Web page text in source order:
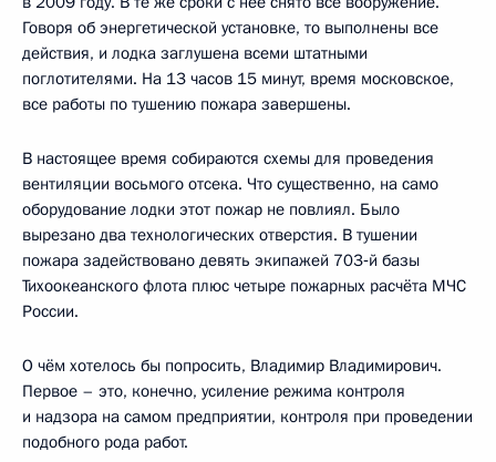
Говоря об энергетической установке, то выполнены все
действия, и лодка заглушена всеми штатными
поглотителями. На 13 часов 15 минут, время московское,
все работы по тушению пожара завершены.
В настоящее время собираются схемы для проведения
вентиляции восьмого отсека. Что существенно, на само
оборудование лодки этот пожар не повлиял. Было
вырезано два технологических отверстия. В тушении
пожара задействовано девять экипажей 703‑й базы
Тихоокеанского флота плюс четыре пожарных расчёта МЧС
России.
О чём хотелось бы попросить, Владимир Владимирович.
Первое – это, конечно, усиление режима контроля
и надзора на самом предприятии, контроля при проведении
подобного рода работ.